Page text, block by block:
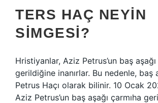
TERS HAÇ NEYIN
SIMGESI?
Hristiyanlar, Aziz Petrus’un baş aşağı
gerildiğine inanırlar. Bu nedenle, baş
Petrus Haçı olarak bilinir. 10 Ocak
Aziz Petrus’un baş aşağı çarmıha